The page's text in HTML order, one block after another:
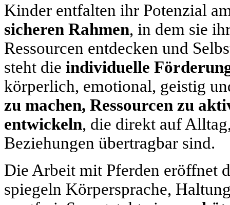
Kinder entfalten ihr Potenzial
sicheren Rahmen, in dem sie
Ressourcen entdecken und
steht die individuelle
körperlich, emotional, geistig
zu machen, Ressourcen zu
entwickeln, die direkt auf
Beziehungen übertragbar sind.
Die Arbeit mit Pferden eröffnet
spiegeln Körpersprache,